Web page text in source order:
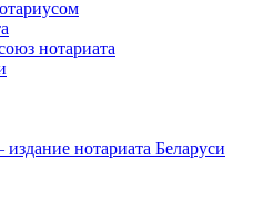
нотариата
нотариата Беларуси